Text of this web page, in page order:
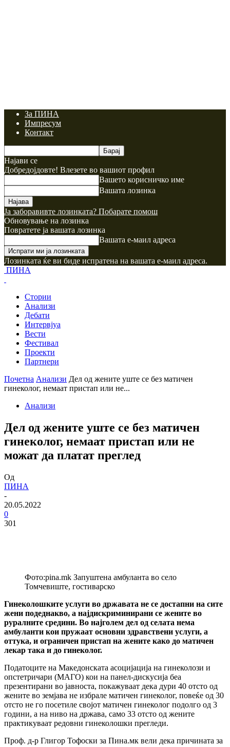
За ПИНА
Импресум
Контакт
Најави се
Добредојдовте! Влезете во вашиот профил
Вашето корисничко име
Вашата лозинка
Ја заборавивте лозинката? Побарате помош
Обновување на лозинка
Повратете ја вашата лозинка
Вашата е-маил адреса
Лозинката ќе ви биде испратена на вашата е-маил адреса.
ПИНА
Стории
Анализи
Дебати
Интервјуа
Вести
Фестивал
Проекти
Партнери
Почетна Анализи Дел од жените уште се без матичен
гинеколог, немаат пристап или не...
Анализи
Дел од жените уште се без матичен
гинеколог, немаат пристап или не
можат да платат преглед
Од
ПИНА
-
20.05.2022
0
301
Фото:pina.mk Запуштена амбуланта во село
Томчевиште, гостиварско
Гинеколошките услуги во државата не се достапни на сите
жени подеднакво, а најдискриминирани се жените во
руралните средини. Во најголем дел од селата нема
амбуланти кои пружаат основни здравствени услуги, а
оттука, и ограничен пристап на жените како до матичен
лекар така и до гинеколог.
Податоците на Македонската асоцијација на гинеколози и
опстетричари (МАГО) кои на панел-дискусија беа
презентирани во јавноста, покажуваат дека дури 40 отсто од
жените во земјава не избрале матичен гинеколог, повеќе од 30
отсто не го посетиле својот матичен гинеколог подолго од 3
години, а на ниво на држава, само 33 отсто од жените
практикуваат редовни гинеколошки прегледи.
Проф. д-р Глигор Тофоски за Пина.мк вели дека причината за